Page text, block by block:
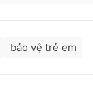
bảo vệ trẻ em